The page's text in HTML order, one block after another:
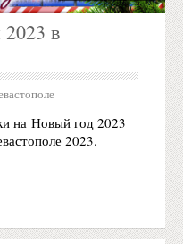
в
на Новый год 2023
2023.